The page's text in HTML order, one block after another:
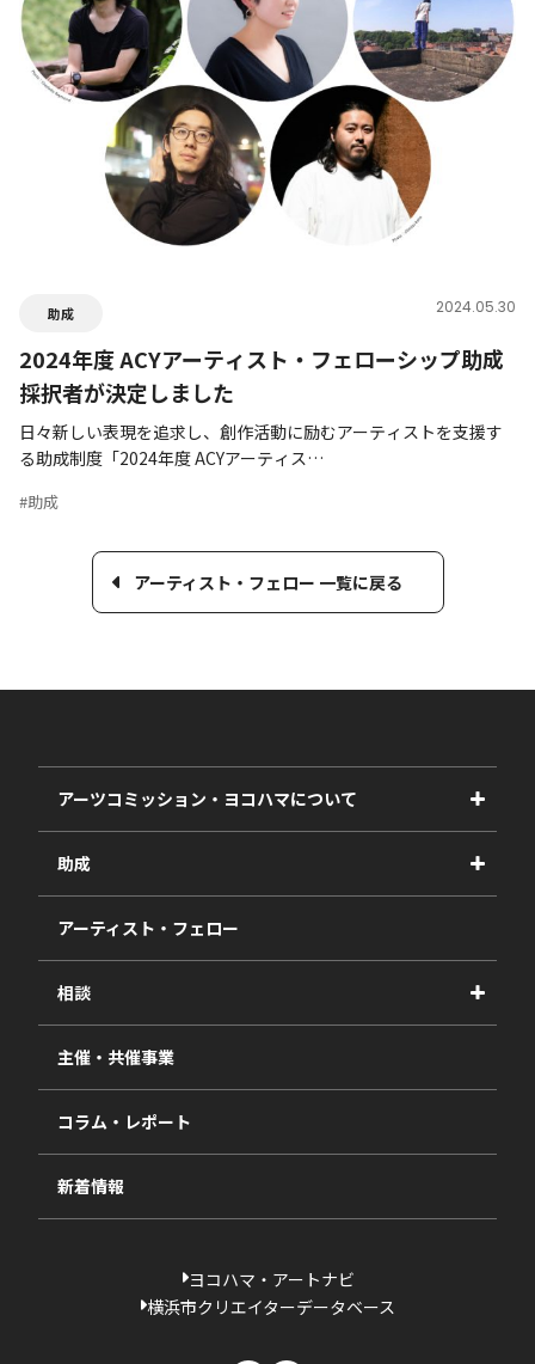
助成 2024.05.30
2024年度 ACYアーティスト・フェローシップ助成
採択者が決定しました
日々新しい表現を追求し、創作活動に励むアーティストを支援す
る助成制度「2024年度 ACYアーティス…
#助成
アーティスト・フェロー 一覧に戻る
アーツコミッション・ヨコハマについて
事業紹介
事業報告書
助成
2027年度
2026年度
2025年度
2024年度
2023年度
過去の採択一覧
アーティスト・フェロー
相談
視察・ヒアリング・研究
相談依頼フォーム
主催・共催事業
コラム・レポート
新着情報
ヨコハマ・アートナビ
横浜市クリエイターデータベース